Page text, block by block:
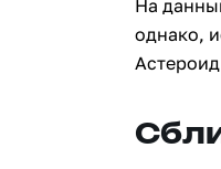
На
однако,